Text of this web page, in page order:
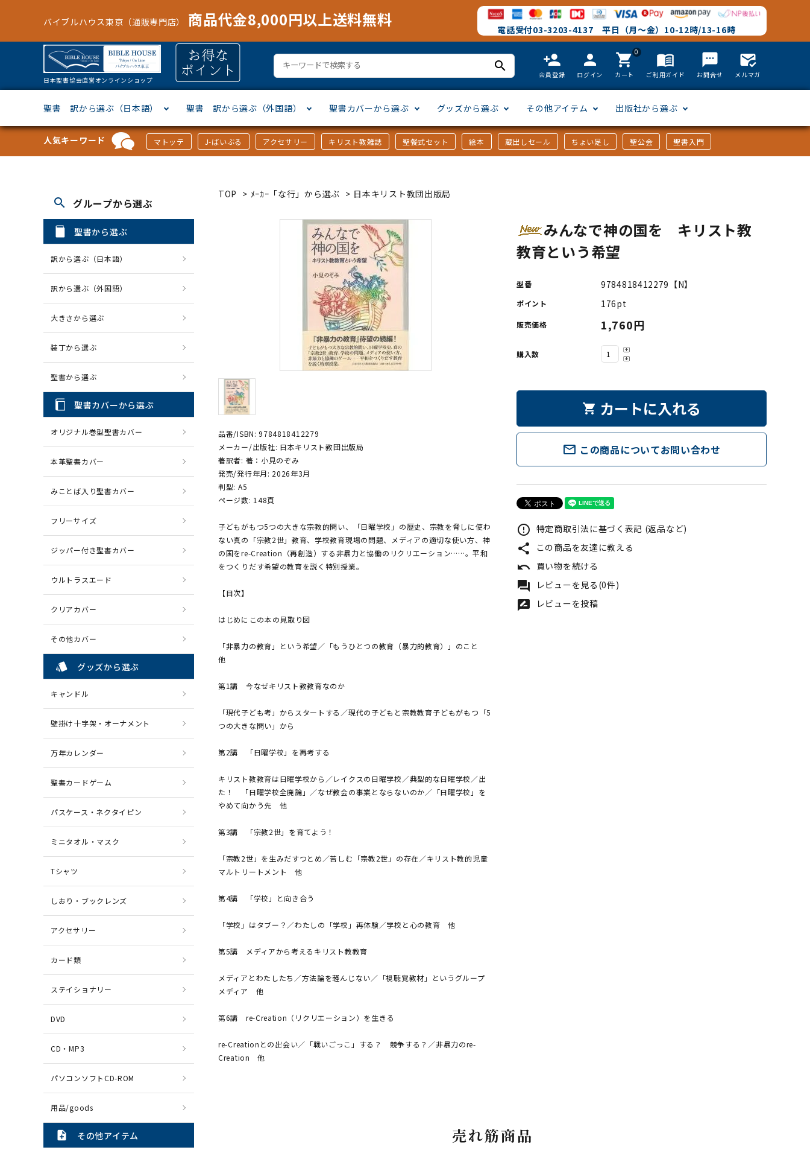
バイブルハウス東京（通販専門店） 商品代金8,000円以上送料無料 電話受付03-3203-4137 平日（月～金）10-12時/13-16時
日本聖書協会直営オンラインショップ
search person_add
会員登録
person
ログイン
0
shopping_cart
カート
menu_book
ご利用ガイド
textsms
お問合せ
mark_email_read
メルマガ
聖書 訳から選ぶ（日本語）
新改訳
聖書 訳から選ぶ（外国語）
ドイツ語
その他ヨーロッパ言語 アフリカの言語
聖書カバーから選ぶ
ジッパー付き聖書カバー
グッズから選ぶ
パスケース・ネクタイピン
DVD
CD・MP3 パソコンソフトCD-ROM
その他アイテム
聖書通読
出版社から選ぶ
「な行」から選ぶ
「わ行」から選ぶ
人気キーワード マトッテ J-ばいぶる アクセサリー キリスト教雑誌 聖餐式セット 絵本 蔵出しセール ちょい足し 聖公会 聖書入門
TOP > ﾒｰｶｰ「な行」から選ぶ > 日本キリスト教団出版局
品番/ISBN: 9784818412279
メーカー/出版社: 日本キリスト教団出版局
著訳者: 著：小見のぞみ
発売/発行年月: 2026年3月
判型: A5
ページ数: 148頁
子どもがもつ5つの大きな宗教的問い、「日曜学校」の歴史、宗教を脅しに使わ
ない真の「宗教2世」教育、学校教育現場の問題、メディアの適切な使い方、神
の国をre-Creation（再創造）する非暴力と協働のリクリエーション……。平和
をつくりだす希望の教育を説く特別授業。
【目次】
はじめに――この本の見取り図
「非暴力の教育」という希望／「もうひとつの教育（暴力的教育）」のこと
他
第1講 今なぜキリスト教教育なのか
「現代子ども考」からスタートする／現代の子どもと宗教教育――子どもがもつ「5
つの大きな問い」から
第2講 「日曜学校」を再考する
キリスト教教育は日曜学校から／レイクスの日曜学校／典型的な日曜学校／出
た！ 「日曜学校全廃論」／なぜ教会の事業とならないのか／「日曜学校」を
やめて向かう先 他
第3講 「宗教2世」を育てよう！
「宗教2世」を生みだすつとめ／苦しむ「宗教2世」の存在／キリスト教的児童
マルトリートメント 他
第4講 「学校」と向き合う
「学校」はタブー？／わたしの「学校」再体験／学校と心の教育 他
第5講 メディアから考えるキリスト教教育
メディアとわたしたち／方法論を軽んじない／「視聴覚教材」というグループ
メディア 他
第6講 re-Creation（リクリエーション）を生きる
re-Creationとの出会い／「戦いごっこ」する？ 競争する？／非暴力のre-
Creation 他
みんなで神の国を キリスト教
教育という希望
型番 9784818412279【N】
ポイント 176pt
販売価格 1,760円
購入数
shopping_cart カートに入れる
mail_outline この商品についてお問い合わせ
error_outline 特定商取引法に基づく表記 (返品など)
share この商品を友達に教える
undo 買い物を続ける
forum レビューを見る(0件)
rate_review レビューを投稿
売れ筋商品
search グループから選ぶ
聖書から選ぶ
訳から選ぶ（日本語）
訳から選ぶ（外国語）
大きさから選ぶ
装丁から選ぶ
聖書から選ぶ
聖書カバーから選ぶ
オリジナル巻型聖書カバー
本革聖書カバー
みことば入り聖書カバー
フリーサイズ
ジッパー付き聖書カバー
ウルトラスエード
クリアカバー
その他カバー
style グッズから選ぶ
キャンドル
壁掛け十字架・オーナメント
万年カレンダー
聖書カードゲーム
パスケース・ネクタイピン
ミニタオル・マスク
Tシャツ
しおり・ブックレンズ
アクセサリー
カード類
ステイショナリー
DVD
CD・MP3
パソコンソフトCD-ROM
用品/goods
note_add その他アイテム